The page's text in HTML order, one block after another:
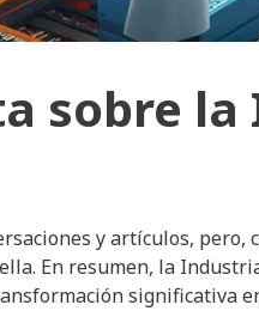
sobre
y artículos, pero,
En resumen, la
significativa